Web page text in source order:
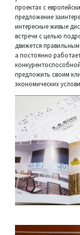
проектах с
предложение
интересные живые
встречи с целью
движется
а постоянно
предложить своим
экономических